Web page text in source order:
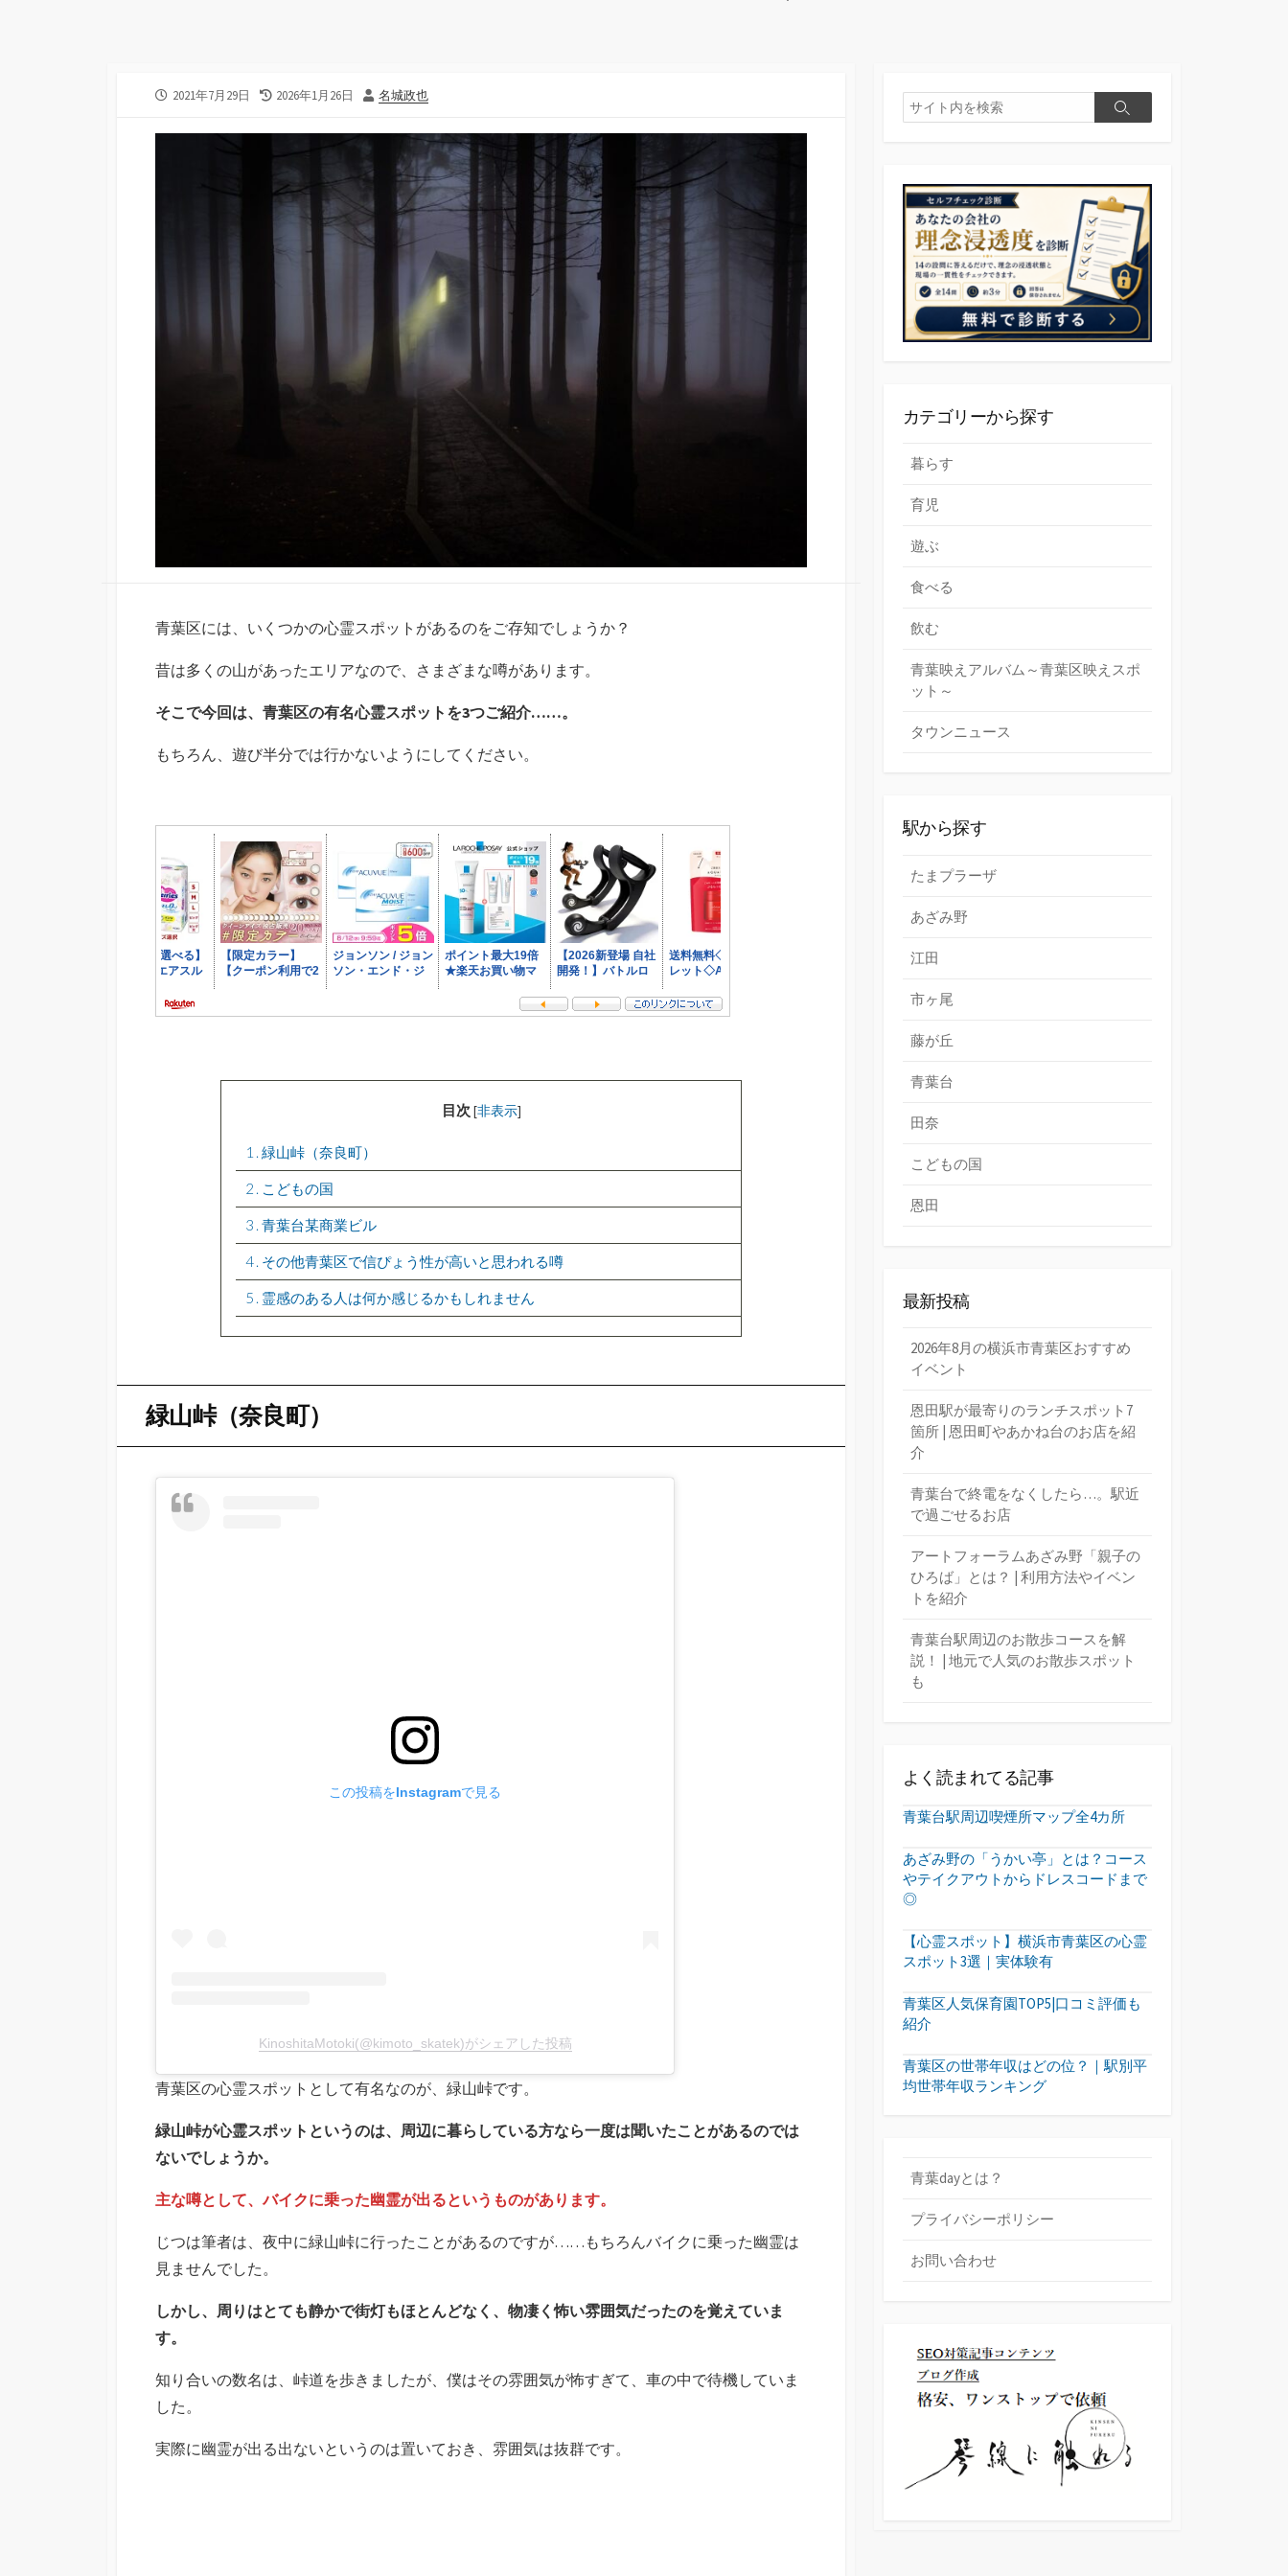
公
日
2021年7月29日
最
更
2026年1月26日
投
者
名城政也
青葉区には、いくつかの心霊スポットがあるのをご存知でしょうか？
昔は多くの山があったエリアなので、さまざまな噂があります。
そこで今回は、青葉区の有名心霊スポットを3つご紹介……。
もちろん、遊び半分では行かないようにしてください。
目次 [非表示]
1 緑山峠（奈良町）
2 こどもの国
3 青葉台某商業ビル
4 その他青葉区で信ぴょう性が高いと思われる噂
5 霊感のある人は何か感じるかもしれません
緑山峠（奈良町）
この投稿をInstagramで見る
KinoshitaMotoki(@kimoto_skatek)がシェアした投稿
青葉区の心霊スポットとして有名なのが、緑山峠です。
緑山峠が心霊スポットというのは、周辺に暮らしている方なら一度は聞いたことがあるのでは
ないでしょうか。
主な噂として、バイクに乗った幽霊が出るというものがあります。
じつは筆者は、夜中に緑山峠に行ったことがあるのですが……もちろんバイクに乗った幽霊は
見ませんでした。
しかし、周りはとても静かで街灯もほとんどなく、物凄く怖い雰囲気だったのを覚えていま
す。
知り合いの数名は、峠道を歩きましたが、僕はその雰囲気が怖すぎて、車の中で待機していま
した。
実際に幽霊が出る出ないというのは置いておき、雰囲気は抜群です。
検
索
検
カテゴリーから探す
暮らす
育児
遊ぶ
食べる
飲む
青葉映えアルバム～青葉区映えスポ
ット～
タウンニュース
駅から探す
たまプラーザ
あざみ野
江田
市ヶ尾
藤が丘
青葉台
田奈
こどもの国
恩田
最新投稿
2026年8月の横浜市青葉区おすすめ
イベント
恩田駅が最寄りのランチスポット7
箇所 | 恩田町やあかね台のお店を紹
介
青葉台で終電をなくしたら…。駅近
で過ごせるお店
アートフォーラムあざみ野「親子の
ひろば」とは？ | 利用方法やイベン
トを紹介
青葉台駅周辺のお散歩コースを解
説！ | 地元で人気のお散歩スポット
も
よく読まれてる記事
青葉台駅周辺喫煙所マップ全4カ所
あざみ野の「うかい亭」とは？コース
やテイクアウトからドレスコードまで
◎
【心霊スポット】横浜市青葉区の心霊
スポット3選｜実体験有
青葉区人気保育園TOP5|口コミ評価も
紹介
青葉区の世帯年収はどの位？｜駅別平
均世帯年収ランキング
青葉dayとは？
プライバシーポリシー
お問い合わせ